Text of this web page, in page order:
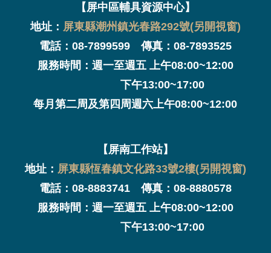
【屏中區輔具資源中心】
地址： 屏東縣潮州鎮光春路292號(另開視窗)
電話：08-7899599 傳真：08-7893525
服務時間：週一至週五 上午08:00~12:00
下午13:00~17:00
每月第二周及第四周週六上午08:00~12:00
【屏南工作站】
地址： 屏東縣恆春鎮文化路33號2樓(另開視窗)
電話：08-8883741 傳真：08-8880578
服務時間：週一至週五 上午08:00~12:00
下午13:00~17:00